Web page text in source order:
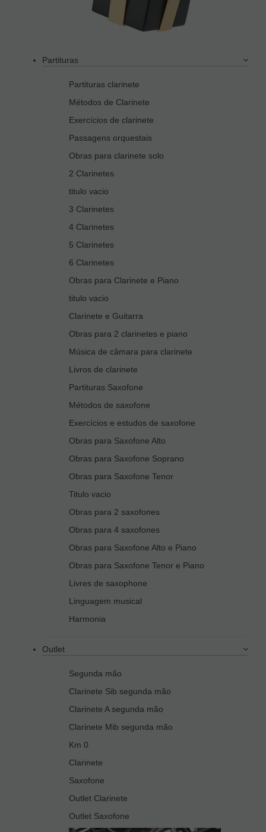
Partituras
Partituras clarinete
Métodos de Clarinete
Exercícios de clarinete
Passagens orquestais
Obras para clarinete solo
2 Clarinetes
titulo vacio
3 Clarinetes
4 Clarinetes
5 Clarinetes
6 Clarinetes
Obras para Clarinete e Piano
titulo vacio
Clarinete e Guitarra
Obras para 2 clarinetes e piano
Música de câmara para clarinete
Livros de clarinete
Partituras Saxofone
Métodos de saxofone
Exercícios e estudos de saxofone
Obras para Saxofone Alto
Obras para Saxofone Soprano
Obras para Saxofone Tenor
Titulo vacio
Obras para 2 saxofones
Obras para 4 saxofones
Obras para Saxofone Alto e Piano
Obras para Saxofone Tenor e Piano
Livres de saxophone
Linguagem musical
Harmonia
Outlet
Segunda mão
Clarinete Sib segunda mão
Clarinete A segunda mão
Clarinete Mib segunda mão
Km 0
Clarinete
Saxofone
Outlet Clarinete
Outlet Saxofone